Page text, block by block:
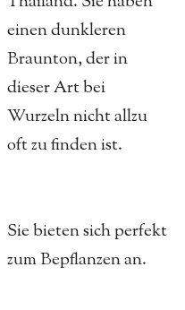
einen dunkleren
Braunton, der in
dieser Art bei
Wurzeln nicht allzu
oft zu finden ist.
Sie bieten sich perfekt
zum Bepflanzen an.